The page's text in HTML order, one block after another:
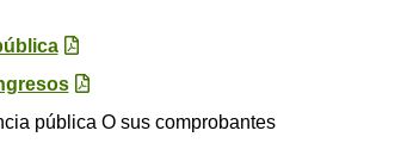
pública O sus comprobantes